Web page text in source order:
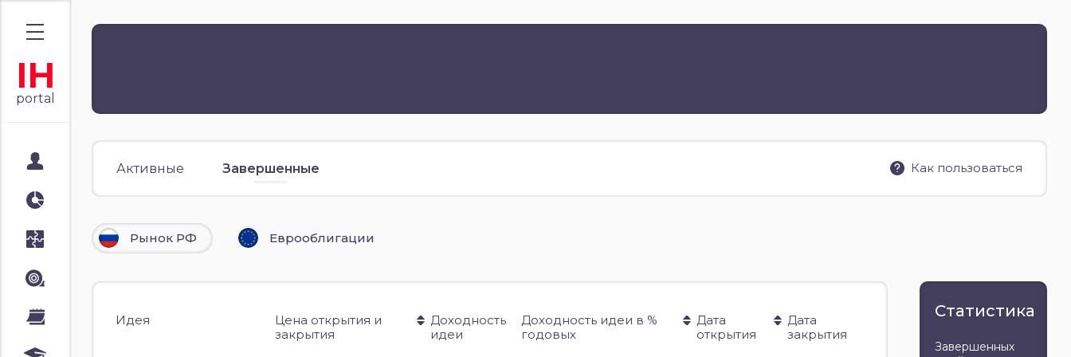
IH
portal
Мой портал
Стратегии
Календари
Активные Завершенные Как пользоваться
Рынок РФ Еврооблигации
Идея
Цена открытия и
закрытия
Доходность
идеи
Доходность идеи в %
годовых
Дата
открытия
Дата
закрытия
Статистика
Завершенных